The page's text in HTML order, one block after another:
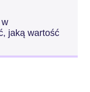
jaką wartość